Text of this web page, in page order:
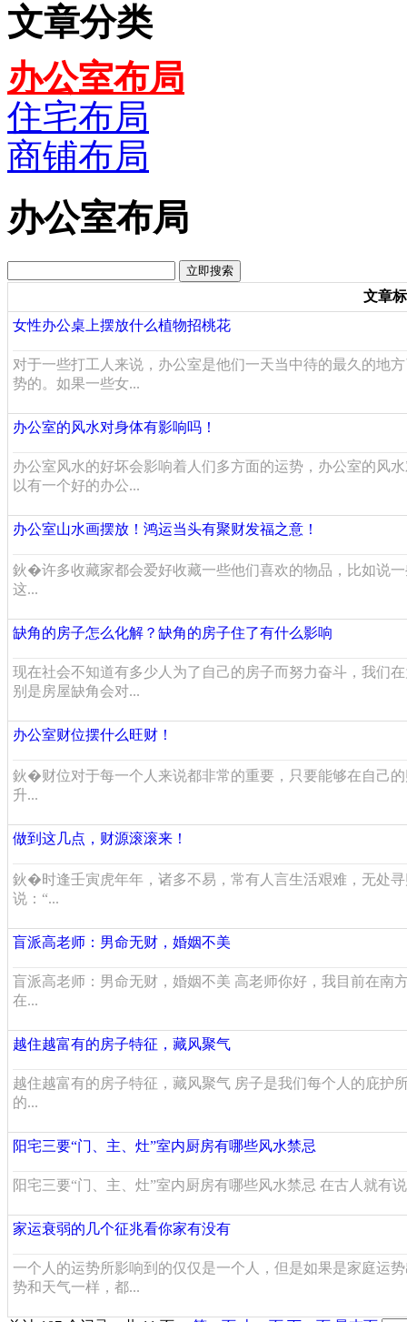
文章分类
办公室布局
住宅布局
商铺布局
办公室布局
文章
女性办公桌上摆放什么植物招桃花
对于一些打工人来说，办公室是他们一天当中待的最久的地
势的。如果一些女...
办公室的风水对身体有影响吗！
办公室风水的好坏会影响着人们多方面的运势，办公室的风
以有一个好的办公...
办公室山水画摆放！鸿运当头有聚财发福之意！
鈥�许多收藏家都会爱好收藏一些他们喜欢的物品，比如说
这...
缺角的房子怎么化解？缺角的房子住了有什么影响
现在社会不知道有多少人为了自己的房子而努力奋斗，我们
别是房屋缺角会对...
办公室财位摆什么旺财！
鈥�财位对于每一个人来说都非常的重要，只要能够在自己
升...
做到这几点，财源滚滚来！
鈥�时逢壬寅虎年年，诸多不易，常有人言生活艰难，无处
说：“...
盲派高老师：男命无财，婚姻不美
盲派高老师：男命无财，婚姻不美 高老师你好，我目前在南
在...
越住越富有的房子特征，藏风聚气
越住越富有的房子特征，藏风聚气 房子是我们每个人的庇护
的...
阳宅三要“门、主、灶”室内厨房有哪些风水禁忌
阳宅三要“门、主、灶”室内厨房有哪些风水禁忌 在古人就有
家运衰弱的几个征兆看你家有没有
一个人的运势所影响到的仅仅是一个人，但是如果是家庭运
势和天气一样，都...